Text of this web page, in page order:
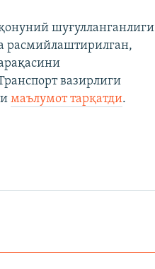
шуғулланганлиги
расмийлаштирилган,
вазирлиги
маълумот тарқатди.